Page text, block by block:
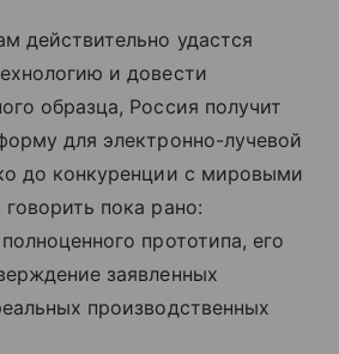
действительно удастся
и довести
образца, Россия получит
для электронно-лучевой
до конкуренции с мировыми
пока рано:
прототипа, его
заявленных
производственных